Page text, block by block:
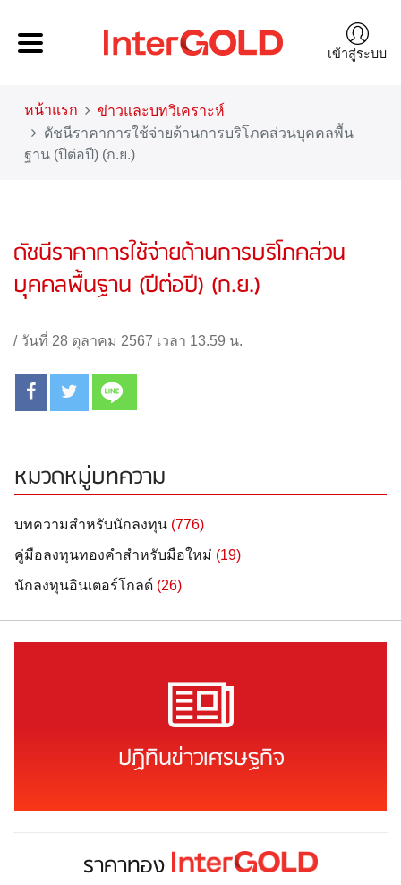
เข้าสู่ระบบ
หน้าแรก
ข่าวและบทวิเคราะห์
ดัชนีราคาการใช้จ่ายด้านการบริโภคส่วนบุคคลพื้น
ฐาน (ปีต่อปี) (ก.ย.)
ดัชนีราคาการใช้จ่ายด้านการบริโภคส่วน
บุคคลพื้นฐาน (ปีต่อปี) (ก.ย.)
/ วันที่ 28 ตุลาคม 2567 เวลา 13.59 น.
หมวดหมู่บทความ
บทความสำหรับนักลงทุน (776)
คู่มือลงทุนทองคำสำหรับมือใหม่ (19)
นักลงทุนอินเตอร์โกลด์ (26)
ปฏิทินข่าวเศรษฐกิจ
ราคาทอง